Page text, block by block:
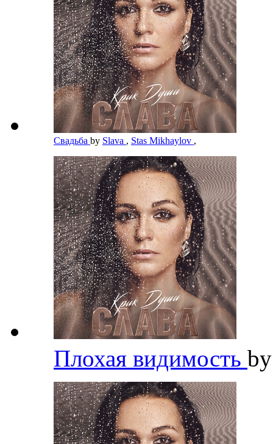
Свадьба by Slava , Stas Mikhaylov ,
Плохая видимость